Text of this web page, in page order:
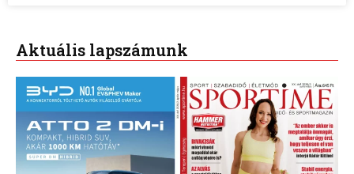
Aktuális lapszámunk